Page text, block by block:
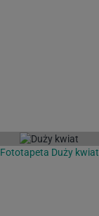
Fototapeta Duży kwiat